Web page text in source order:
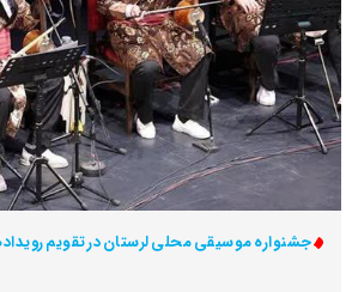
جشنواره موسیقی محلی لرستان در تقویم